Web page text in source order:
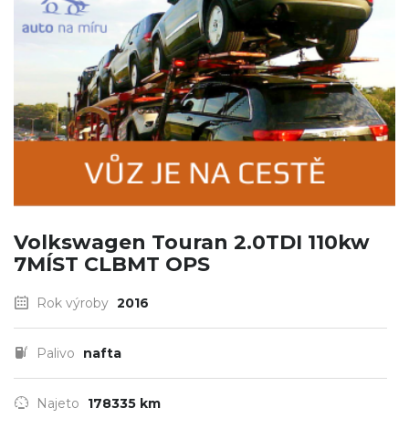
Volkswagen Touran 2.0TDI 110kw
7MÍST CLBMT OPS
Rok výroby 2016
Palivo nafta
Najeto 178335 km